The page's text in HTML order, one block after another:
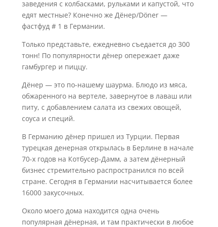
заведения с колбасками, рульками и капустой, что
едят местные? Конечно же Дёнер/Döner —
фастфуд # 1 в Германии.
Только представьте, ежедневно съедается до 300
тонн! По популярности дёнер опережает даже
гамбургер и пиццу.
Дёнер — это по-нашему шаурма. Блюдо из мяса,
обжаренного на вертеле, завернутое в лаваш или
питу, с добавлением салата из свежих овощей,
соуса и специй.
В Германию дёнер пришел из Турции. Первая
турецкая денерная открылась в Берлине в начале
70-х годов на Котбусер-Дамм, а затем дёнерный
бизнес стремительно распространился по всей
стране. Сегодня в Германии насчитывается более
16000 закусочных.
Около моего дома находится одна очень
популярная дёнерная, и там практически в любое